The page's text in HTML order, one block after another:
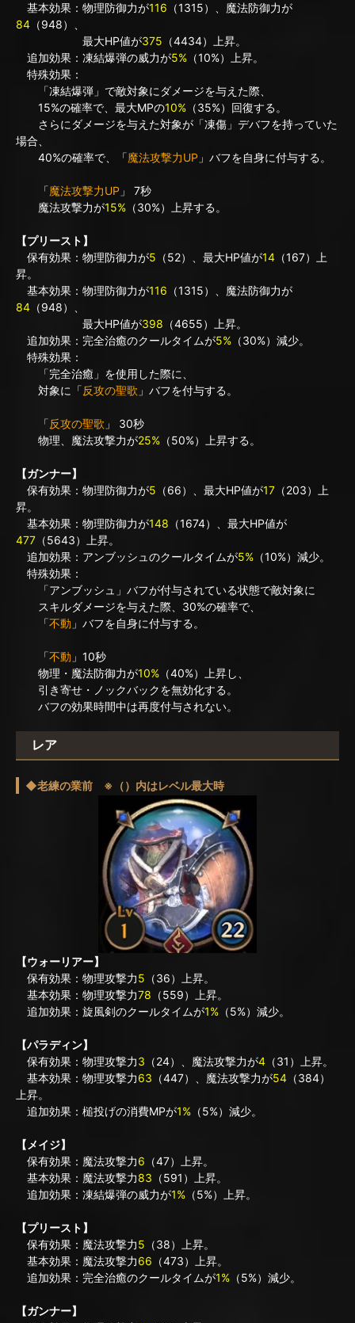
基本効果：物理防御力が116 （1315）、魔法防御力が
84 （948）、
最大HP値が375 （4434）上昇。
追加効果：凍結爆弾の威力が5% （10%）上昇。
特殊効果：
「凍結爆弾」で敵対象にダメージを与えた際、
15%の確率で、最大MPの10% （35%）回復する。
さらにダメージを与えた対象が「凍傷」デバフを持っていた
場合、
40%の確率で、「魔法攻撃力UP 」バフを自身に付与する。
「魔法攻撃力UP 」 7秒
魔法攻撃力が15% （30%）上昇する。
【プリースト】
保有効果：物理防御力が5 （52）、最大HP値が14 （167）上
昇。
基本効果：物理防御力が116 （1315）、魔法防御力が
84 （948）、
最大HP値が398 （4655）上昇。
追加効果：完全治癒のクールタイムが5% （30%）減少。
特殊効果：
「完全治癒」を使用した際に、
対象に「反攻の聖歌 」バフを付与する。
「反攻の聖歌 」 30秒
物理、魔法攻撃力が25% （50%）上昇する。
【ガンナー】
保有効果：物理防御力が5 （66）、最大HP値が17 （203）上
昇。
基本効果：物理防御力が148 （1674）、最大HP値が
477 （5643）上昇。
追加効果：アンブッシュのクールタイムが5% （10%）減少。
特殊効果：
「アンブッシュ」バフが付与されている状態で敵対象に
スキルダメージを与えた際、30%の確率で、
「不動 」バフを自身に付与する。
「不動 」10秒
物理・魔法防御力が10% （40%）上昇し、
引き寄せ・ノックバックを無効化する。
バフの効果時間中は再度付与されない。
レア
◆老練の業前 ※（）内はレベル最大時
【ウォーリアー】
保有効果：物理攻撃力5 （36）上昇。
基本効果：物理攻撃力78 （559）上昇。
追加効果：旋風剣のクールタイムが1% （5%）減少。
【パラディン】
保有効果：物理攻撃力3 （24）、魔法攻撃力が4 （31）上昇。
基本効果：物理攻撃力63 （447）、魔法攻撃力が54 （384）
上昇。
追加効果：槌投げの消費MPが1% （5%）減少。
【メイジ】
保有効果：魔法攻撃力6 （47）上昇。
基本効果：魔法攻撃力83 （591）上昇。
追加効果：凍結爆弾の威力が1% （5%）上昇。
【プリースト】
保有効果：魔法攻撃力5 （38）上昇。
基本効果：魔法攻撃力66 （473）上昇。
追加効果：完全治癒のクールタイムが1% （5%）減少。
【ガンナー】